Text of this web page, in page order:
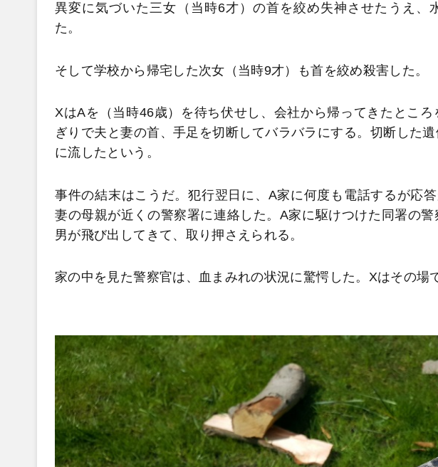
異変に気づいた三女（当時6才）の首を絞め失神させたうえ、
た。
そして学校から帰宅した次女（当時9才）も首を絞め殺害した。
XはAを（当時46歳）を待ち伏せし、会社から帰ってきたとこ
ぎりで夫と妻の首、手足を切断してバラバラにする。切断した
に流したという。
事件の結末はこうだ。犯行翌日に、A家に何度も電話するが応
妻の母親が近くの警察署に連絡した。A家に駆けつけた同署の
男が飛び出してきて、取り押さえられる。
家の中を見た警察官は、血まみれの状況に驚愕した。Xはその場